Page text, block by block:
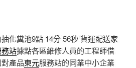
化糞池9點 14分 56秒 貨運配送家
站據點各區維修人員的工程師借
產品東元服務站的同業中小企業